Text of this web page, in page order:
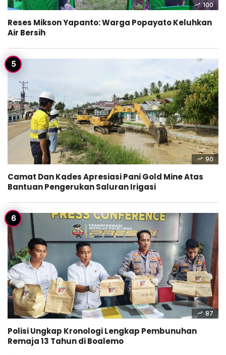
100
Reses Mikson Yapanto: Warga Popayato Keluhkan
Air Bersih
90
Camat Dan Kades Apresiasi Pani Gold Mine Atas
Bantuan Pengerukan Saluran Irigasi
87
Polisi Ungkap Kronologi Lengkap Pembunuhan
Remaja 13 Tahun di Boalemo